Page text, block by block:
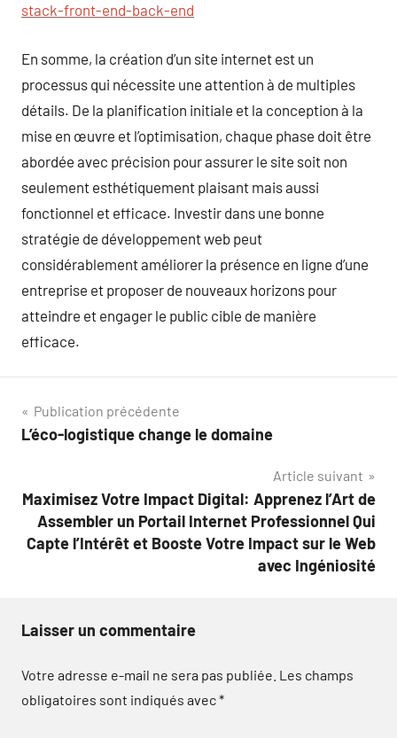
stack-front-end-back-end
En somme, la création d’un site internet est un
processus qui nécessite une attention à de multiples
détails. De la planification initiale et la conception à la
mise en œuvre et l’optimisation, chaque phase doit être
abordée avec précision pour assurer le site soit non
seulement esthétiquement plaisant mais aussi
fonctionnel et efficace. Investir dans une bonne
stratégie de développement web peut
considérablement améliorer la présence en ligne d’une
entreprise et proposer de nouveaux horizons pour
atteindre et engager le public cible de manière
efficace.
Navigation
de
Publication précédente
L’éco-logistique change le domaine
Article suivant
Maximisez Votre Impact Digital: Apprenez l’Art de
Assembler un Portail Internet Professionnel Qui
Capte l’Intérêt et Booste Votre Impact sur le Web
avec Ingéniosité
Laisser un commentaire
Votre adresse e-mail ne sera pas publiée. Les champs
obligatoires sont indiqués avec*